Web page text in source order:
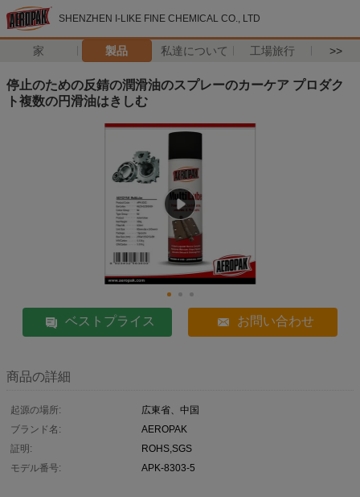
SHENZHEN I-LIKE FINE CHEMICAL CO., LTD
家 製品 私達について 工場旅行 >>
停止のための反錆の潤滑油のスプレーのカーケア プロダク
ト複数の円滑油はきしむ
ベストプライス お問い合わせ
商品の詳細
起源の場所:
広東省、中国
ブランド名:
AEROPAK
証明:
ROHS,SGS
モデル番号:
APK-8303-5